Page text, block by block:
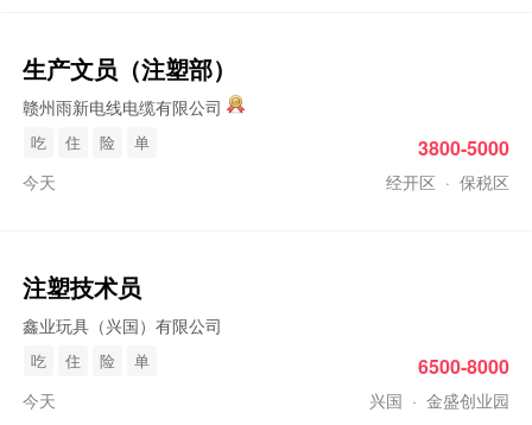
生产文员（注塑部）
赣州雨新电线电缆有限公司
吃 住 险 单
今天 经开区 · 保税区
3800-5000
注塑技术员
鑫业玩具（兴国）有限公司
吃 住 险 单
今天 兴国 · 金盛创业园
6500-8000